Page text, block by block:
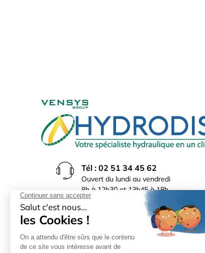
Tél : 02 51 34 45 62
Ouvert du lundi au vendredi
8h à 12h30 et 13h45 à 18h
(17h30 le vendredi)
Rue du Bocage La Ribotière
85170 Le Poiré sur Vie